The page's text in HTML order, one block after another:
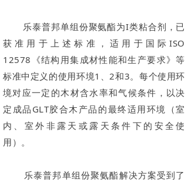
乐泰普邦单组份聚氨酯为I类粘合剂，已
获准用于上述标准，适用于国际ISO
12578《结构用集成材性能和生产要求》等
标准中定义的使用环境1、2和3。每个使用环
境对应一定的木材含水率和气候条件，以决
定成品GLT胶合木产品的最终适用环境（室
内、室外非露天或露天条件下的安全使
用）。
乐泰普邦单组份聚氨酯解决方案受到了